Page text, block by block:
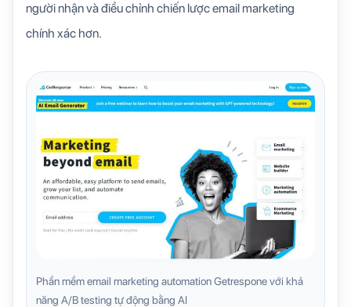
người nhận và điều chỉnh chiến lược email marketing
chính xác hơn.
Phần mềm email marketing automation Getrespone với khả
năng A/B testing tự động bằng AI